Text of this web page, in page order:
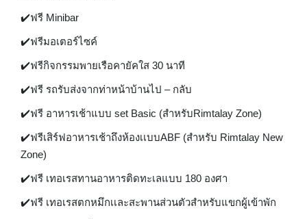
✔️ฟรี Minibar
✔️ฟรีมอเตอร์ไซค์
✔️ฟรีกิจกรรมพายเรือคายัคใส 30 นาที
✔️ฟรี รถรับส่งจากท่าหน้าบ้านไป – กลับ
✔️ฟรี อาหารเช้าแบบ set Basic (สำหรับRimtalay Zone)
✔️ฟรีเสิร์ฟอาหารเช้าถึงห้องเเบบABF (สำหรับ Rimtalay New
Zone)
✔️ฟรี เทอเรสทานอาหารติดทะเลแบบ 180 องศา
✔️ฟรี เทอเรสตกหมึกเเละสะพานส่วนตัวสำหรับแขกผู้เข้าพัก